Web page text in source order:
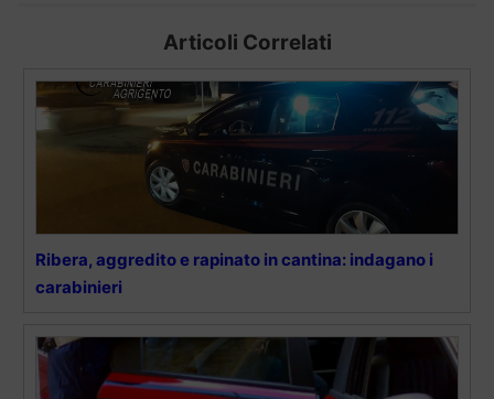
Articoli Correlati
Ribera, aggredito e rapinato in cantina: indagano i
carabinieri